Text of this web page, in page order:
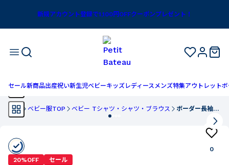
新規アカウント登録で1,100円OFFクーポンプレゼント！
セール新商品出産祝い新生児ベビーキッズ レディースメンズ特集アウトレットボ
TOP ベビー服TOP ベビー Tシャツ・シャツ・ブラウス ボーダー長袖Ｔシャツ
0
20%OFF
セール